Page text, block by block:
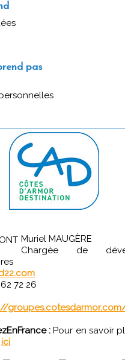
pas
Muriel MAUGÈRE
Chargée de
72 26
: Pour en savoir
ici